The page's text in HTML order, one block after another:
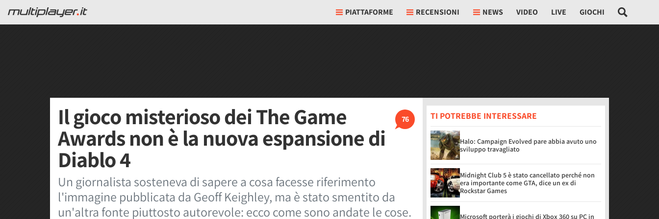
PIATTAFORME RECENSIONI NEWS VIDEO LIVE GIOCHI
76
Il gioco misterioso dei The Game
Awards non è la nuova espansione di
Diablo 4
Un giornalista sosteneva di sapere a cosa facesse riferimento
l'immagine pubblicata da Geoff Keighley, ma è stato smentito da
un'altra fonte piuttosto autorevole: ecco come sono andate le cose.
TI POTREBBE INTERESSARE
Halo: Campaign Evolved pare abbia avuto uno
sviluppo travagliato
Midnight Club 5 è stato cancellato perché non
era importante come GTA, dice un ex di
Rockstar Games
Microsoft porterà i giochi di Xbox 360 su PC in